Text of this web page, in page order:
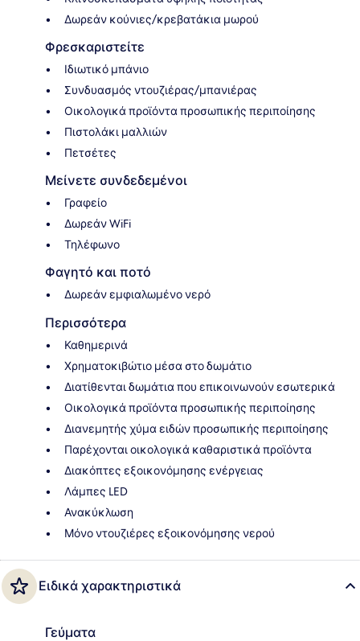
Δωρεάν κούνιες/κρεβατάκια μωρού
Φρεσκαριστείτε
Ιδιωτικό μπάνιο
Συνδυασμός ντουζιέρας/μπανιέρας
Οικολογικά προϊόντα προσωπικής περιποίησης
Πιστολάκι μαλλιών
Πετσέτες
Μείνετε συνδεδεμένοι
Γραφείο
Δωρεάν WiFi
Τηλέφωνο
Φαγητό και ποτό
Δωρεάν εμφιαλωμένο νερό
Περισσότερα
Καθημερινά
Χρηματοκιβώτιο μέσα στο δωμάτιο
Διατίθενται δωμάτια που επικοινωνούν εσωτερικά
Οικολογικά προϊόντα προσωπικής περιποίησης
Διανεμητής χύμα ειδών προσωπικής περιποίησης
Παρέχονται οικολογικά καθαριστικά προϊόντα
Διακόπτες εξοικονόμησης ενέργειας
Λάμπες LED
Ανακύκλωση
Μόνο ντουζιέρες εξοικονόμησης νερού
Ειδικά χαρακτηριστικά
Γεύματα